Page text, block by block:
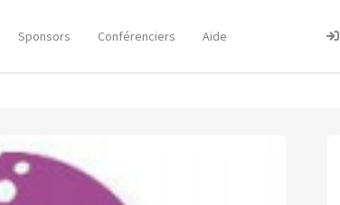
Sponsors Conférenciers Aide